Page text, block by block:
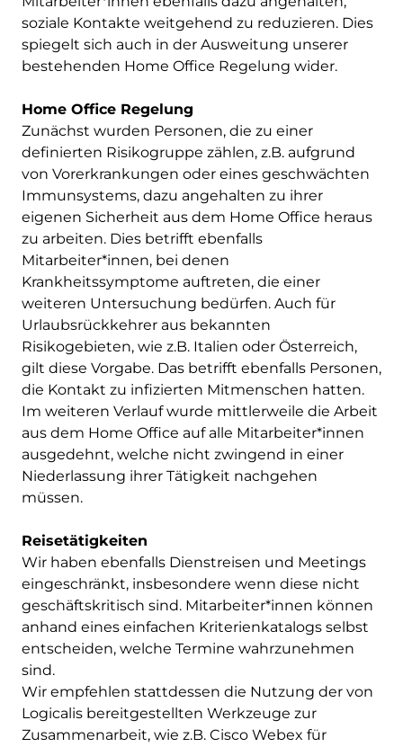
soziale Kontakte weitgehend zu reduzieren. Dies
spiegelt sich auch in der Ausweitung unserer
bestehenden Home Office Regelung wider.
Home Office Regelung
Zunächst wurden Personen, die zu einer
definierten Risikogruppe zählen, z.B. aufgrund
von Vorerkrankungen oder eines geschwächten
Immunsystems, dazu angehalten zu ihrer
eigenen Sicherheit aus dem Home Office heraus
zu arbeiten. Dies betrifft ebenfalls
Mitarbeiter*innen, bei denen
Krankheitssymptome auftreten, die einer
weiteren Untersuchung bedürfen. Auch für
Urlaubsrückkehrer aus bekannten
Risikogebieten, wie z.B. Italien oder Österreich,
gilt diese Vorgabe. Das betrifft ebenfalls Personen,
die Kontakt zu infizierten Mitmenschen hatten.
Im weiteren Verlauf wurde mittlerweile die Arbeit
aus dem Home Office auf alle Mitarbeiter*innen
ausgedehnt, welche nicht zwingend in einer
Niederlassung ihrer Tätigkeit nachgehen
müssen.
Reisetätigkeiten
Wir haben ebenfalls Dienstreisen und Meetings
eingeschränkt, insbesondere wenn diese nicht
geschäftskritisch sind. Mitarbeiter*innen können
anhand eines einfachen Kriterienkatalogs selbst
entscheiden, welche Termine wahrzunehmen
sind.
Wir empfehlen stattdessen die Nutzung der von
Logicalis bereitgestellten Werkzeuge zur
Zusammenarbeit, wie z.B. Cisco Webex für